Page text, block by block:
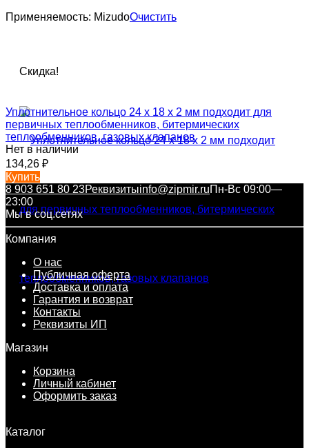
Применяемость: MizudоОчистить
Скидка!
Уплотнительное кольцо 24 x 18 x 2 мм подходит для
первичных теплообменников, битермических
теплообменников, газовых клапанов
Нет в наличии
134,26 ₽
Купить
8 903 651 80 23Реквизитыinfo@zipmir.ruПн-Вс 09:00—
23:00
Мы в соц.сетях
Компания
О нас
Публичная оферта
Доставка и оплата
Гарантия и возврат
Контакты
Реквизиты ИП
Магазин
Корзина
Личный кабинет
Оформить заказ
Каталог